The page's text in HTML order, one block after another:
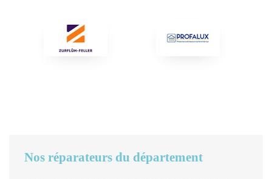
Nos réparateurs du département